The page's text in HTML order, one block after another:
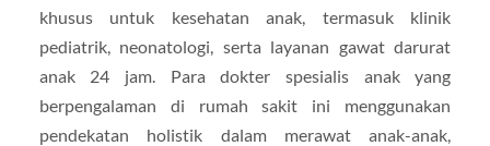
khusus untuk kesehatan anak, termasuk klinik
pediatrik, neonatologi, serta layanan gawat darurat
anak 24 jam. Para dokter spesialis anak yang
berpengalaman di rumah sakit ini menggunakan
pendekatan holistik dalam merawat anak-anak,